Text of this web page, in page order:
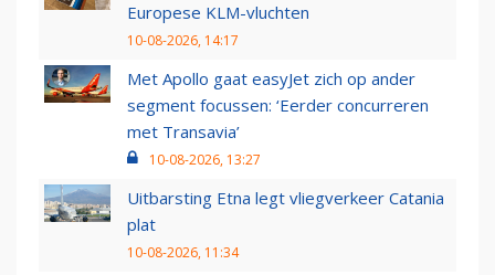
Europese KLM-vluchten
10-08-2026, 14:17
Met Apollo gaat easyJet zich op ander
segment focussen: ‘Eerder concurreren
met Transavia’
10-08-2026, 13:27
Uitbarsting Etna legt vliegverkeer Catania
plat
10-08-2026, 11:34